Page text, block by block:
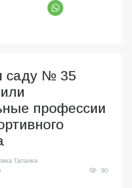
саду № 35
профессии
Тапаева
90